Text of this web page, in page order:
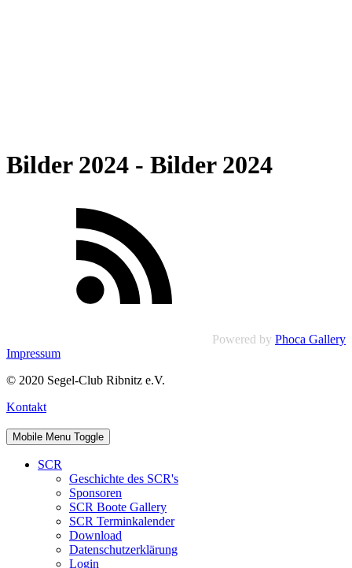
Bilder 2024 - Bilder 2024
Powered by Phoca Gallery
Impressum
© 2020 Segel-Club Ribnitz e.V.
Kontakt
Mobile Menu Toggle
SCR
Geschichte des SCR's
Sponsoren
SCR Boote Gallery
SCR Terminkalender
Download
Datenschutzerklärung
Login